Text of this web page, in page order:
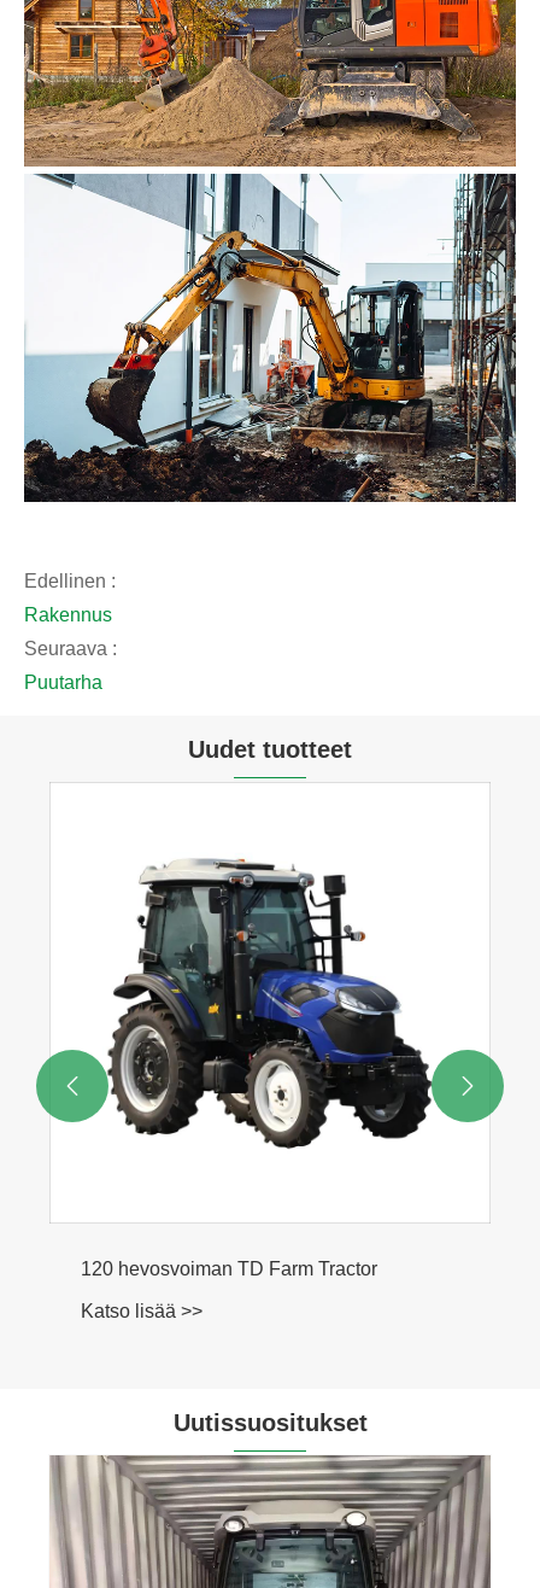
Edellinen :
Rakennus
Seuraava :
Puutarha
Uudet tuotteet
120 hevosvoiman TD Farm Tractor
Katso lisää >>
 
Uutissuositukset